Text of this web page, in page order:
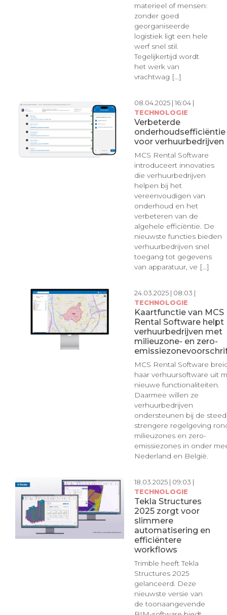
materieel of mensen:
zonder goed
georganiseerde
logistiek ligt een hele
werf snel stil.
Tegelijkertijd wordt
het werk van
vrachtwag [...]
08.04.2025 | 16:04 |
TECHNOLOGIE
Verbeterde
onderhoudsefficiëntie
voor verhuurbedrijven
MCS Rental Software
introduceert innovaties
die verhuurbedrijven
helpen bij het
vereenvoudigen van
onderhoud en het
verbeteren van de
algehele efficiëntie. De
nieuwste functies bieden
verhuurbedrijven snel
toegang tot gegevens
van apparatuur, ve [...]
24.03.2025 | 08:03 |
TECHNOLOGIE
Kaartfunctie van MCS
Rental Software helpt
verhuurbedrijven met
milieuzone- en zero-
MCS Rental Software
haar verhuursoftware uit
nieuwe functionaliteiten.
Daarmee willen ze
verhuurbedrijven
ondersteunen bij de
strengere regelgeving
milieuzones en zero-
emissiezones in onder
Nederland en België.
18.03.2025 | 09:03 |
TECHNOLOGIE
Tekla Structures
2025 zorgt voor
slimmere
automatisering en
efficiëntere
workflows
Trimble heeft Tekla
Structures 2025
gelanceerd. Deze
nieuwste versie van
de toonaangevende